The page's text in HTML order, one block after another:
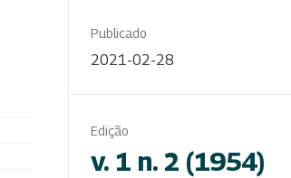
Publicado
2021-02-28
Edição
v. 1 n. 2 (1954)